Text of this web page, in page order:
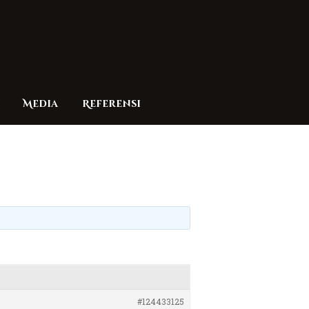
Media Referensi
#124433125